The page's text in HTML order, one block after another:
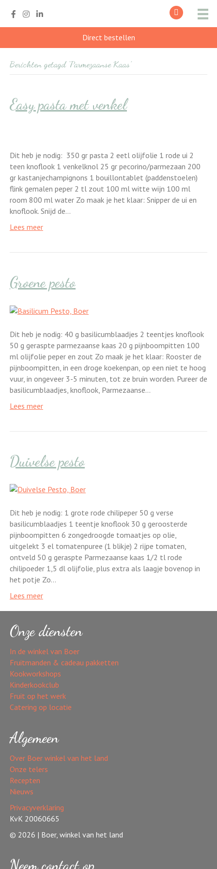
Direct bestellen
Berichten getagd ‘Parmezaanse Kaas’
Easy pasta met venkel
Dit heb je nodig: 350 gr pasta 2 eetl olijfolie 1 rode ui 2
teen knoflook 1 venkelknol 25 gr pecorino/parmezaan 200
gr kastanjechampignons 1 bouillontablet (paddenstoelen)
flink gemalen peper 2 tl zout 100 ml witte wijn 100 ml
room 800 ml water Zo maak je het klaar: Snipper de ui en
knoflook. Snijd de…
Lees meer
Groene pesto
Dit heb je nodig: 40 g basilicumblaadjes 2 teentjes knoflook
50 g geraspte parmezaanse kaas 20 g pijnboompitten 100
ml olijfolie peper en zout Zo maak je het klaar: Rooster de
pijnboompitten, in een droge koekenpan, op een niet te hoog
vuur, in ongeveer 3-5 minuten, tot ze bruin worden. Pureer de
basilicumblaadjes, knoflook, Parmezaanse…
Lees meer
Duivelse pesto
Dit heb je nodig: 1 grote rode chilipeper 50 g verse
basilicumblaadjes 1 teentje knoflook 30 g geroosterde
pijnboompitten 6 zongedroogde tomaatjes op olie,
uitgelekt 3 el tomatenpuree (1 blikje) 2 rijpe tomaten,
ontveld 50 g geraspte Parmezaanse kaas 1/2 tl rode
chilipoeder 1,5 dl olijfolie, plus extra als laagje bovenop in
het potje Zo…
Lees meer
Onze diensten
In de winkel van Boer
Fruitmanden & cadeau pakketten
Kookworkshops
Kinderkookclub
Fruit op het werk
Catering op locatie
Algemeen
Over Boer winkel van het land
Onze telers
Recepten
Nieuws
Privacyverklaring
KvK 20060665
© 2026 | Boer, winkel van het land
Neem contact op